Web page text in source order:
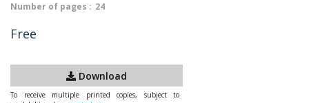
Number of pages : 24
Free
Download
To receive multiple printed copies, subject to